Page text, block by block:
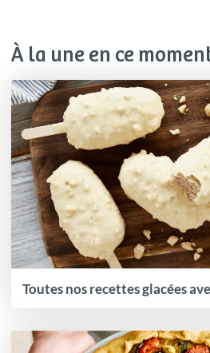
À la une en ce
Toutes nos recettes glacées